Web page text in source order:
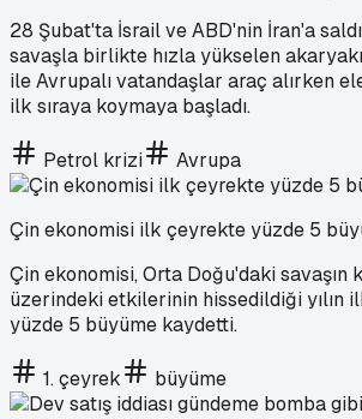
28 Şubat'ta İsrail ve ABD'nin İran'a
savaşla birlikte hızla yükselen
ile Avrupalı vatandaşlar araç alırken
ilk sıraya koymaya başladı.
Petrol krizi Avrupa
Çin ekonomisi ilk çeyrekte yüzde 5
Çin ekonomisi, Orta Doğu'daki savaşın
üzerindeki etkilerinin hissedildiği yılın
yüzde 5 büyüme kaydetti.
1. çeyrek büyüme